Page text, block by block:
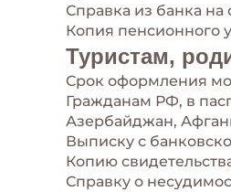
Справка из банка на
Копия пенсионного
Туристам,
Срок оформления
Гражданам РФ, в
Азербайджан,
Выписку с
Копию
Справку о